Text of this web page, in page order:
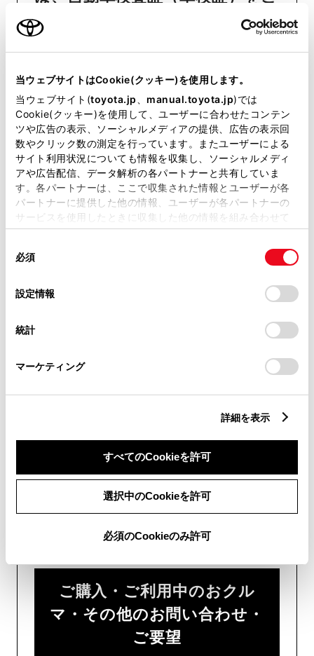
当ウェブサイトはCookie(クッキー)を使用します。
当ウェブサイト(toyota.jp manual.toyota.jp)では
Cookie(クッキー)を使用して、ユーザーに合わせたコンテン
ツや広告の表示、ソーシャルメディアの提供、広告の表示回
数やクリック数の測定を行っています。またユーザーによる
サイト利用状況についても情報を収集し、ソーシャルメディ
アや広告配信、データ解析の各パートナーと共有していま
す。各パートナーは、ここで収集された情報とユーザーが各
パートナーに提供した他の情報、ユーザーが各パートナーの
サービスを使用したときに収集した他の情報を組み合わせて
使用することがあります。当ウェブサイトの使用を続行する
デバイスにすべてのCookie(クッキー)が保存されることに同
意したことになります。Cookie(クッキー)のオプトアウト、
設定の変更、同意を撤回したりするにあたっては、当社の
「Cookie（クッキー）情報の取り扱いについて
」をご覧くだ
必須
設定情報
統計
マーケティング
詳細を表示
すべてのCookieを許可
選択中のCookieを許可
必須のCookieのみ許可
用意いただくとスムーズな対応
リコール等情報はこちら
チャットでお問い合わせ
受付：10:00～18:00
チャットでのお問い合わせはお待たせ
時間が少なくご案内が可能です。
フォームでお問い合わせ
受付：24時間受付
ご購入・ご利用中のおクル
マ・その他のお問い合わせ・
ご要望​